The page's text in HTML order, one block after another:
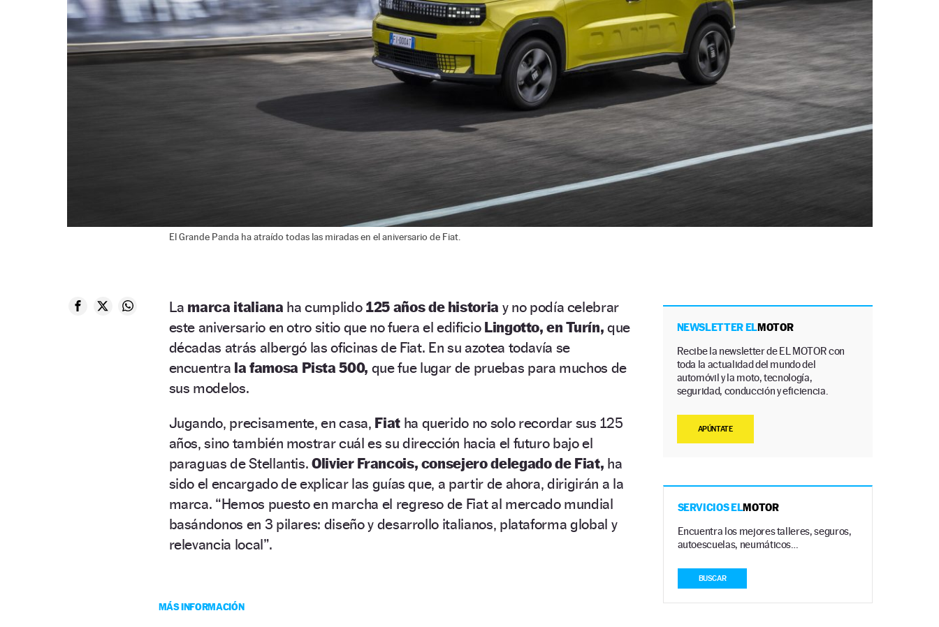
El Grande Panda ha atraído todas las miradas en el aniversario de Fiat.
La marca italiana ha cumplido125 años de historia y no podía celebrar
este aniversario en otro sitio que no fuera el edificioLingotto, en Turín, que
décadas atrás albergó las oficinas de Fiat. En su azotea todavía se
encuentra la famosa Pista 500, que fue lugar de pruebas para muchos de
sus modelos.
Jugando, precisamente, en casa, Fiat ha querido no solo recordar sus 125
años, sino también mostrar cuál es su dirección hacia el futuro bajo el
paraguas de Stellantis.Olivier Francois, consejero delegado de Fiat, ha
sido el encargado de explicar las guías que, a partir de ahora, dirigirán a la
marca. “Hemos puesto en marcha el regreso de Fiat al mercado mundial
basándonos en 3 pilares: diseño y desarrollo italianos, plataforma global y
relevancia local”.
MÁS INFORMACIÓN
NEWSLETTER ELMOTOR
Recibe la newsletter de EL MOTOR con
toda la actualidad del mundo del
automóvil y la moto, tecnología,
seguridad, conducción y eficiencia.
APÚNTATE
SERVICIOS ELMOTOR
Encuentra los mejores talleres, seguros,
autoescuelas, neumáticos…
BUSCAR